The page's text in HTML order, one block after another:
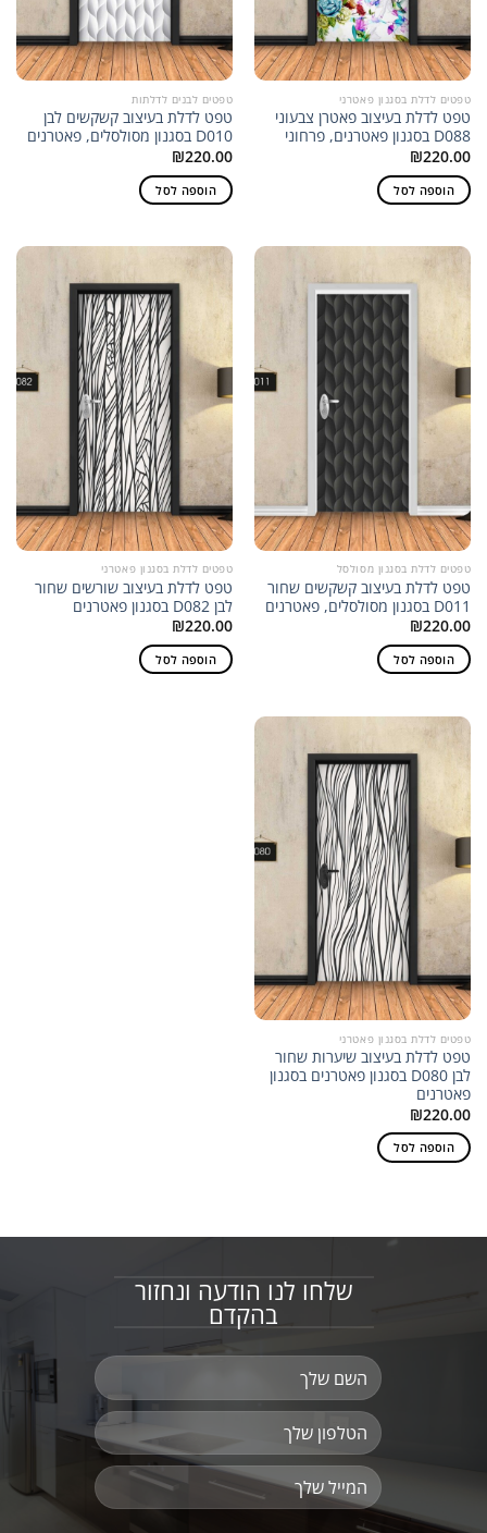
טפטים לדלת בסגנון פאטרני
טפט לדלת בעיצוב פאטרן צבעוני
D088 בסגנון פאטרנים, פרחוני
₪220.00
הוספה לסל
טפטים לבנים לדלתות
טפט לדלת בעיצוב קשקשים לבן
D010 בסגנון מסולסלים, פאטרנים
₪220.00
הוספה לסל
טפטים לדלת בסגנון מסולסל
טפט לדלת בעיצוב קשקשים שחור
D011 בסגנון מסולסלים, פאטרנים
₪220.00
הוספה לסל
טפטים לדלת בסגנון פאטרני
טפט לדלת בעיצוב שורשים שחור
לבן D082 בסגנון פאטרנים
₪220.00
הוספה לסל
טפטים לדלת בסגנון פאטרני
טפט לדלת בעיצוב שיערות שחור
לבן D080 בסגנון פאטרנים בסגנון
פאטרנים
₪220.00
הוספה לסל
שלחו לנו הודעה ונחזור
בהקדם